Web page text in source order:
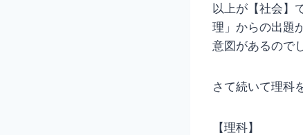
以上が【社会】
理」からの出題
意図があるので
さて続いて理科
【理科】